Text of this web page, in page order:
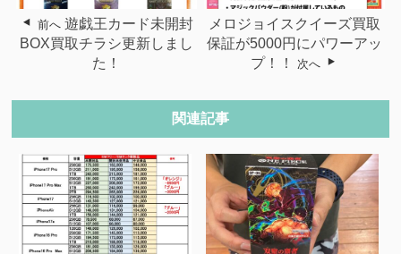
前へ 遊戯王カード未開封
BOX買取チラシ更新しまし
た！
メロジョイスクイーズ買取
保証が5000円にパワーアッ
プ！！
次へ
関連記事